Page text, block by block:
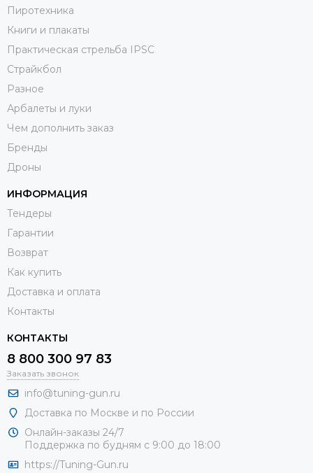
Пиротехника
Книги и плакаты
Практическая стрельба IPSC
Страйкбол
Разное
Арбалеты и луки
Чем дополнить заказ
Бренды
Дроны
ИНФОРМАЦИЯ
Тендеры
Гарантии
Возврат
Как купить
Доставка и оплата
Контакты
КОНТАКТЫ
8 800 300 97 83
Заказать звонок
info@tuning-gun.ru
Доставка по Москве и по России
Онлайн-заказы 24/7
Поддержка по будням с 9:00 до 18:00
https://Tuning-Gun.ru